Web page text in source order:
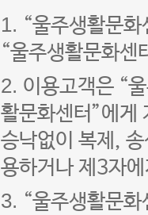
1. “울주생활문
“울주생활문화센
2. 이용고객은 “
활문화센터”에게
승낙없이 복제,
용하거나 제3자
3. “울주생활문